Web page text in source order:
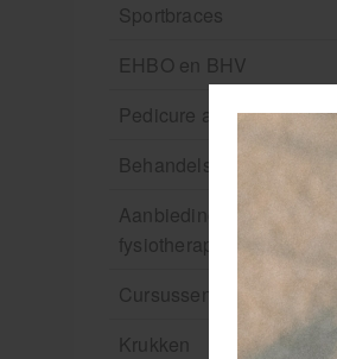
Sportbraces
EHBO en BHV
Pedicure artikelen
Behandelstoel elektrisch
Aanbiedingen groothandel
fysiotherapie en massage
Cursussen
Krukken